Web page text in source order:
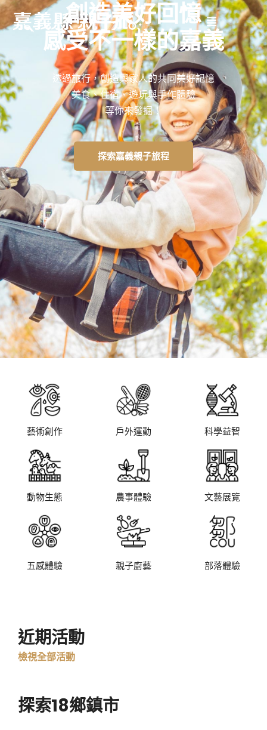
創造美好回憶
感受不一樣的嘉義
透過旅行，創造與家人的共同美好記憶
美食、住宿、遊玩與手作體驗
等你來發掘！
探索嘉義親子旅程
藝術創作 戶外運動 科學益智
動物生態 農事體驗 文藝展覽
五感體驗 親子廚藝 部落體驗
近期活動
檢視全部活動
探索18鄉鎮市